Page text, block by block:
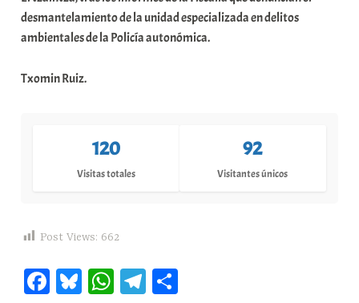
desmantelamiento de la unidad especializada en delitos
ambientales de la Policía autonómica.
Txomin Ruiz.
120
Visitas totales
92
Visitantes únicos
Post Views: 662
Fa Bl W Te